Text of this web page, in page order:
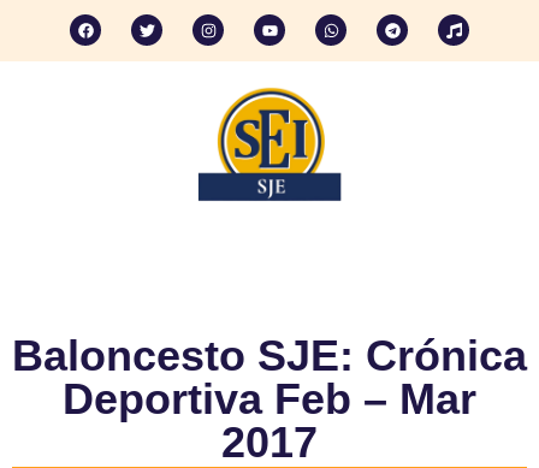
Baloncesto SJE: Crónica
Deportiva Feb – Mar
2017